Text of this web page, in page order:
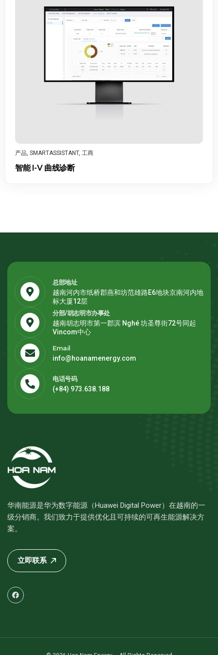
产品,
总部地址
越南河内市纸桥郡燕和坊范雄路E6地块京南河内地
标大厦12层
分部/胡志明市办事处
越南胡志明市第一郡滨 Nghé 坊圣尊街72号同起
Vincom中心
Email
info@hoanamenergy.com
电话号码
(+84) 973.638.188
华南能源是华为数字能源（Huawei Digital Power）在越南的一
级分销商。我们致力于提供优化且可持续的可再生能源解决方
案。
立即联系